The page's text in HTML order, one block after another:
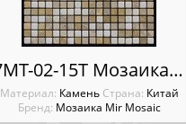
7MT-02-15T Мозаика Mir mosaic
Материал: Камень Cтрана: Китай
Бренд: Мозаика Mir Mosaic